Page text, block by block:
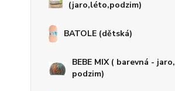
(jaro,léto,podzim)
BATOLE (dětská)
BEBE MIX ( barevná - jaro,
podzim)